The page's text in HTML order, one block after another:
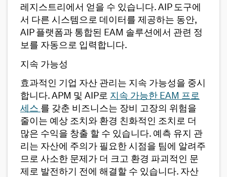
레지스트리에서 얻을 수 있습니다. AIP 도구에
서 다른 시스템으로 데이터를 제공하는 동안,
AIP 플랫폼과 통합된 EAM 솔루션에서 관련 정
보를 자동으로 입력합니다.
지속 가능성
효과적인 기업 자산 관리는 지속 가능성을 중시
합니다. APM 및 AIP로 지속 가능한 EAM 프로
세스 를 갖춘 비즈니스는 장비 고장의 위험을
줄이는 예상 조치와 환경 친화적인 조치로 더
많은 수익을 창출 할 수 있습니다. 예측 유지 관
리는 자산에 주의가 필요한 시점을 팀에 알려주
므로 사소한 문제가 더 크고 환경 파괴적인 문
제로 발전하기 전에 해결할 수 있습니다. 자산